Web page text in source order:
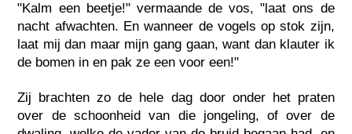
"Kalm een beetje!" vermaande de vos, "laat ons de
nacht afwachten. En wanneer de vogels op stok zijn,
laat mij dan maar mijn gang gaan, want dan klauter ik
de bomen in en pak ze een voor een!"
Zij brachten zo de hele dag door onder het praten
over de schoonheid van die jongeling, of over de